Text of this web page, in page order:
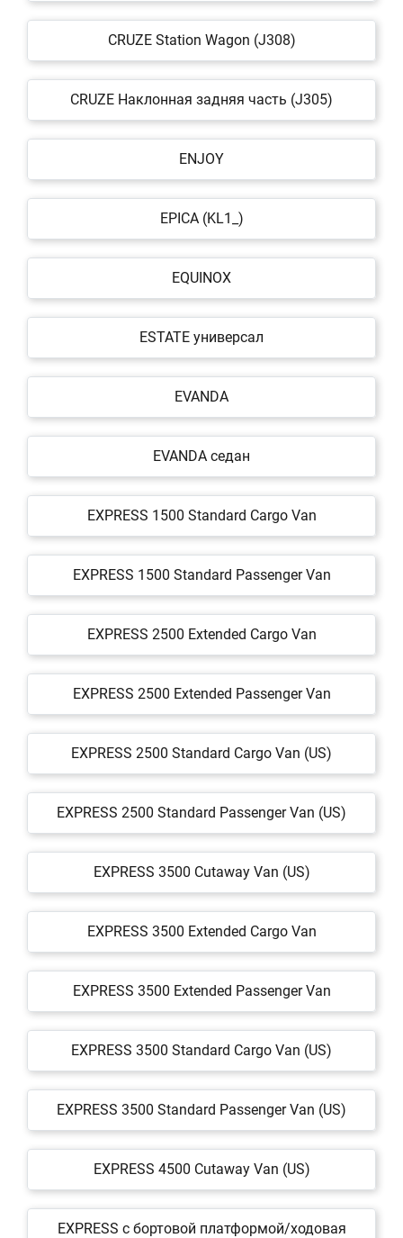
CRUZE Station Wagon (J308)
CRUZE Наклонная задняя часть (J305)
ENJOY
EPICA (KL1_)
EQUINOX
ESTATE универсал
EVANDA
EVANDA седан
EXPRESS 1500 Standard Cargo Van
EXPRESS 1500 Standard Passenger Van
EXPRESS 2500 Extended Cargo Van
EXPRESS 2500 Extended Passenger Van
EXPRESS 2500 Standard Cargo Van (US)
EXPRESS 2500 Standard Passenger Van (US)
EXPRESS 3500 Cutaway Van (US)
EXPRESS 3500 Extended Cargo Van
EXPRESS 3500 Extended Passenger Van
EXPRESS 3500 Standard Cargo Van (US)
EXPRESS 3500 Standard Passenger Van (US)
EXPRESS 4500 Cutaway Van (US)
EXPRESS c бортовой платформой/ходовая